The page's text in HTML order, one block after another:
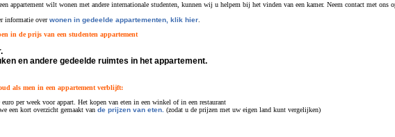
appartement wilt wonen met andere internationale studenten, kunnen wij u helpem bij het vinden van een kamer. Neem contact met ons
informatie overwonen in gedeelde appartementen, klik hier.
in de prijs van een studenten appartement
en andere gedeelde ruimtes in het appartement.
als men in een appartement verblijft:
per week voor appart. Het kopen van eten in een winkel of in een restaurant
een kort overzicht gemaakt van de prijzen van eten. (zodat u de prijzen met uw eigen land kunt vergelijken)